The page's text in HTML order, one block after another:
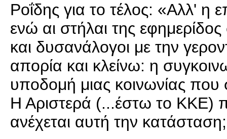
Ροΐδης για το τέλος: «Αλλ' η
ενώ αι στήλαι της
και δυσανάλογοι με την
απορία και κλείνω: η
υποδομή μιας κοινωνίας που
Η Αριστερά (...έστω το ΚΚΕ)
ανέχεται αυτή την κατάσταση;